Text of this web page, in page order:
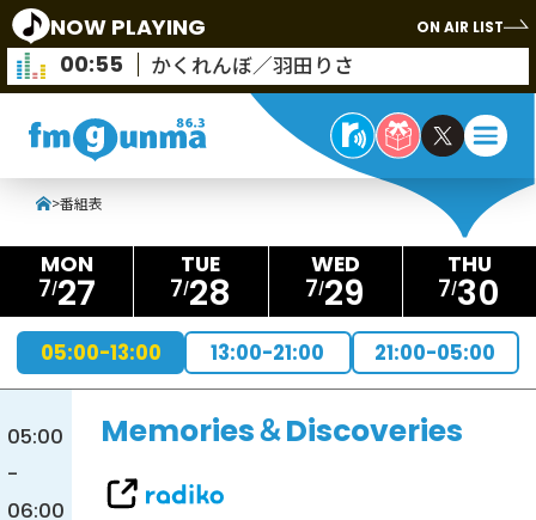
NOW PLAYING ON AIR LIST
00:55 かくれんぼ／羽田りさ
>番組表
7 27 7 28 7 29 7 30
05:00-13:00 13:00-21:00 21:00-05:00
05:00
-
06:00
Memories＆Discoveries